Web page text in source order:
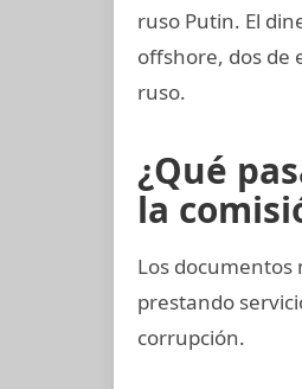
ruso Putin. El
offshore, dos de
ruso.
¿Qué
la
Los
prestando
corrupción.